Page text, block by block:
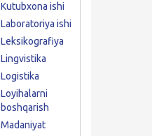
Kutubxona ishi
Laboratoriya ishi
Leksikografiya
Lingvistika
Logistika
Loyihalarni
boshqarish
Madaniyat